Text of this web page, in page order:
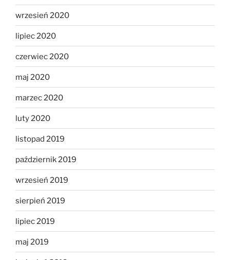
wrzesień 2020
lipiec 2020
czerwiec 2020
maj 2020
marzec 2020
luty 2020
listopad 2019
październik 2019
wrzesień 2019
sierpień 2019
lipiec 2019
maj 2019